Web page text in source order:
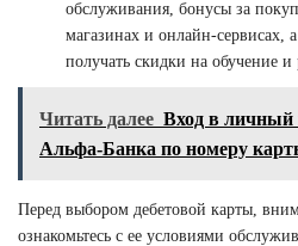
обслуживания, бонусы за
магазинах и онлайн-сервисах,
получать скидки на обучение и
Читать далее Вход в личный
Альфа-Банка по номеру
Перед выбором дебетовой карты,
ознакомьтесь с ее условиями